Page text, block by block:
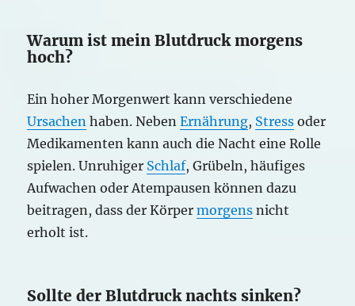
Warum ist mein Blutdruck morgens
hoch?
Ein hoher Morgenwert kann verschiedene
Ursachen haben. NebenErnährung, Stress oder
Medikamenten kann auch die Nacht eine Rolle
spielen. Unruhiger Schlaf, Grübeln, häufiges
Aufwachen oder Atempausen können dazu
beitragen, dass der Körpermorgens nicht
erholt ist.
Sollte der Blutdruck nachts sinken?